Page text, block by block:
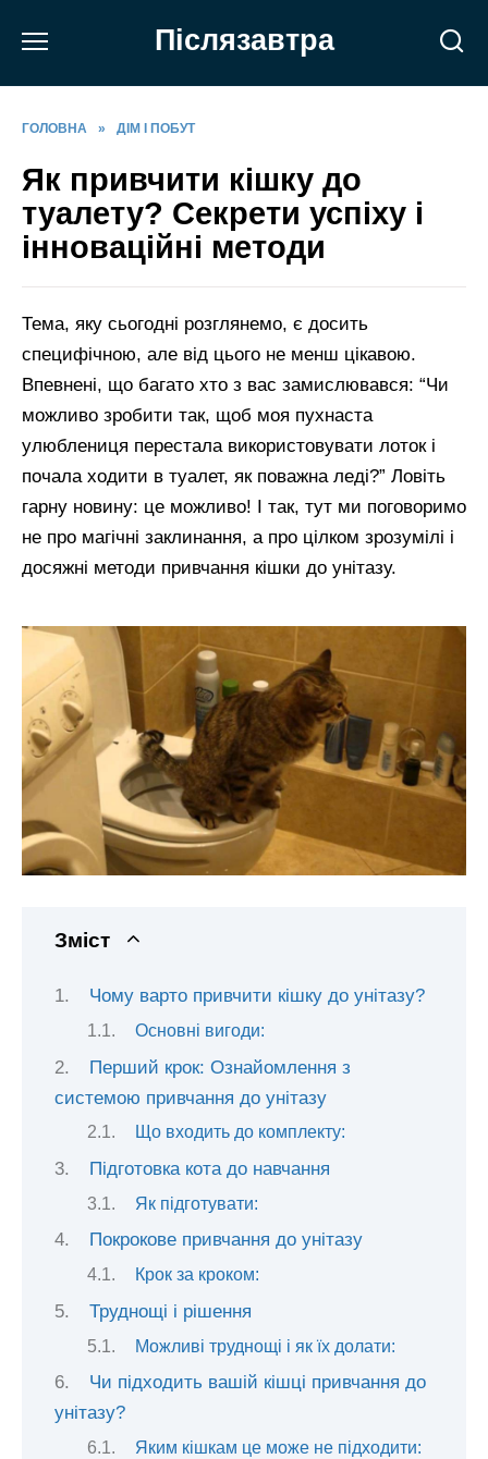
Післязавтра
ГОЛОВНА » ДІМ І ПОБУТ
Як привчити кішку до
туалету? Секрети успіху і
інноваційні методи
Тема, яку сьогодні розглянемо, є досить
специфічною, але від цього не менш цікавою.
Впевнені, що багато хто з вас замислювався: “Чи
можливо зробити так, щоб моя пухнаста
улюблениця перестала використовувати лоток і
почала ходити в туалет, як поважна леді?” Ловіть
гарну новину: це можливо! І так, тут ми поговоримо
не про магічні заклинання, а про цілком зрозумілі і
досяжні методи привчання кішки до унітазу.
Зміст
Чому варто привчити кішку до унітазу?
Основні вигоди:
Перший крок: Ознайомлення з
системою привчання до унітазу
Що входить до комплекту:
Підготовка кота до навчання
Як підготувати:
Покрокове привчання до унітазу
Крок за кроком:
Труднощі і рішення
Можливі труднощі і як їх долати:
Чи підходить вашій кішці привчання до
унітазу?
Яким кішкам це може не підходити: